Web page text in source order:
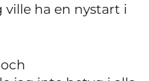
ville ha en nystart i